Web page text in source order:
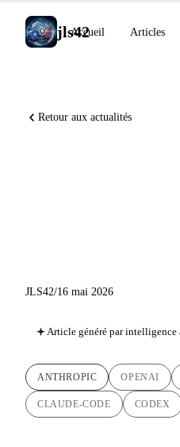
jls42
Accueil Articles
Retour aux actualités
JLS42/16 mai 2026
Article généré par
ANTHROPIC OPENAI
CLAUDE-CODE CODEX